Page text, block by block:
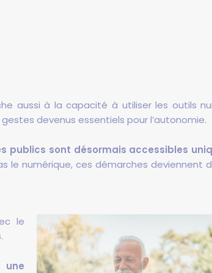
aussi à la capacité à utiliser les outils
devenus essentiels pour l’autonomie.
publics sont désormais accessibles
le numérique, ces démarches deviennent
le
.
une